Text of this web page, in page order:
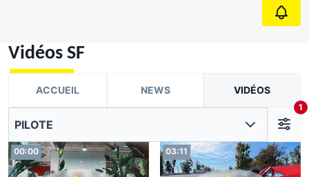
Vidéos SF
ACCUEIL NEWS VIDÉOS
PILOTE
1
00:00 03:11